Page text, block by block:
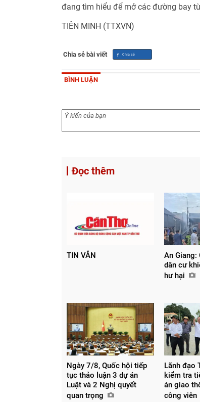
đang tìm hiểu để mở các đường bay
TIÊN MINH (TTXVN)
Chia sẻ bài viết
BÌNH LUẬN
Đọc thêm
TIN VẮN
An Giang:
dân cư
hư hại
Ngày 7/8, Quốc hội tiếp
tục thảo luận 3 dự án
Luật và 2 Nghị quyết
quan trọng
Lãnh đạo
kiểm tra
án giao
công viên